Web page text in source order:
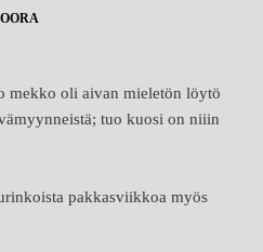
mekko oli aivan mieletön löytö
tuo kuosi on niiin
pakkasviikkoa myös